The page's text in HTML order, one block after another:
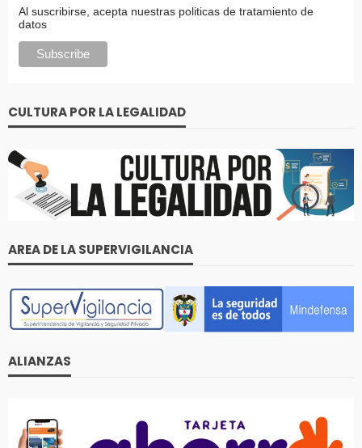
Al suscribirse, acepta nuestras politicas de tratamiento de
datos
CULTURA POR LA LEGALIDAD
AREA DE LA SUPERVIGILANCIA
ALIANZAS